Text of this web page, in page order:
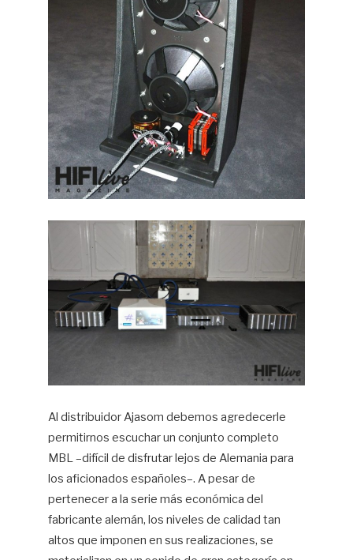
Al distribuidor Ajasom debemos agredecerle
permitirnos escuchar un conjunto completo
MBL –difícil de disfrutar lejos de Alemania para
los aficionados españoles–. A pesar de
pertenecer a la serie más económica del
fabricante alemán, los niveles de calidad tan
altos que imponen en sus realizaciones, se